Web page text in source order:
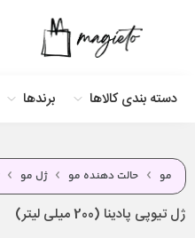
دسته بندی کالاها برندها
مو حالت دهنده مو ژل مو
ژل تيوپی پادینا (200 ميلی لیتر)